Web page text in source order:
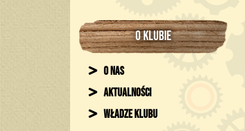
O KLUBIE
O nas
Aktualności
Władze klubu